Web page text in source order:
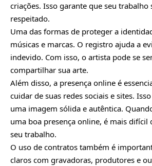
criações. Isso garante que seu trabalho
respeitado.
Uma das formas de proteger a
músicas e marcas. O registro ajuda a
indevido. Com isso, o artista pode se
compartilhar sua arte.
Além disso, a presença online é
cuidar de suas redes sociais e sites.
uma imagem sólida e autêntica.
uma boa presença online, é mais
seu trabalho.
O uso de contratos também é
claros com gravadoras, produtores e